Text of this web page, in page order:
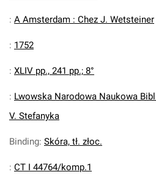
: A Amsterdam : Chez J. Wetsteiner
: 1752
: XLIV pp., 241 pp.; 8°
: Lwowska Narodowa Naukowa
V. Stefanyka
Binding: Skóra, tł. złoc.
: CT I 44764/komp.1